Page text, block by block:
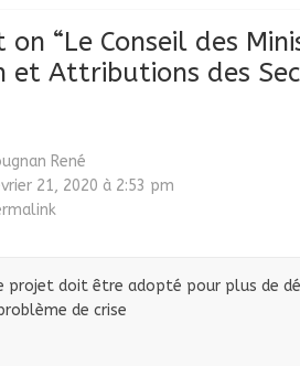
on “Le Conseil des
et Attributions des
René
21, 2020 à 2:53 pm
projet doit être adopté pour plus de
de crise